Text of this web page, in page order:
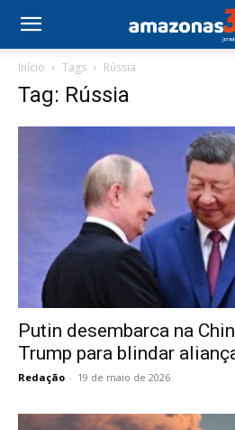
Início Tags Rússia
Tag: Rússia
Putin desembarca na
Trump para blindar
Redação - 19 de maio de 2026